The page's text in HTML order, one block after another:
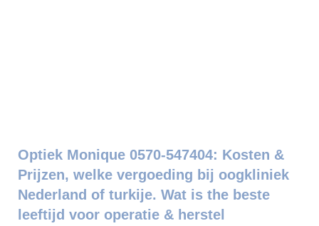
Optiek Monique 0570-547404: Kosten &
Prijzen, welke vergoeding bij oogkliniek
Nederland of turkije. Wat is the beste
leeftijd voor operatie & herstel